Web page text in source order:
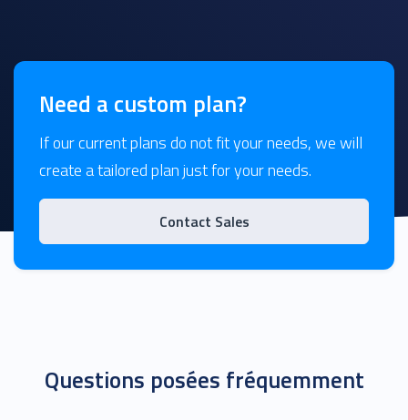
Need a custom plan?
If our current plans do not fit your needs, we will
create a tailored plan just for your needs.
Contact Sales
Questions posées fréquemment